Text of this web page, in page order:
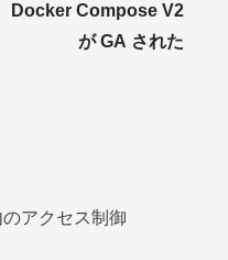
Docker Compose V2
が GA された
アクセス制御